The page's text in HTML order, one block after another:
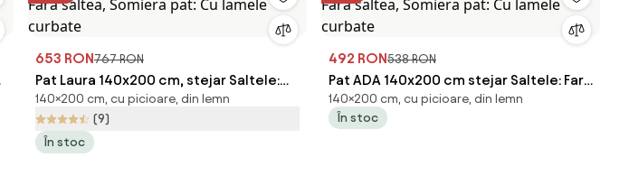
653 RON767 RON
Pat Laura 140x200 cm, stejar Saltele:
Fara saltea, Somiera pat: Cu lamele
curbate
140×200 cm, cu picioare, din lemn
(9)
În stoc
492 RON538 RON
Pat ADA 140x200 cm stejar Saltele: Fara
saltea, Somiera pat: Cu lamele curbate
140×200 cm, cu picioare, din lemn
În stoc